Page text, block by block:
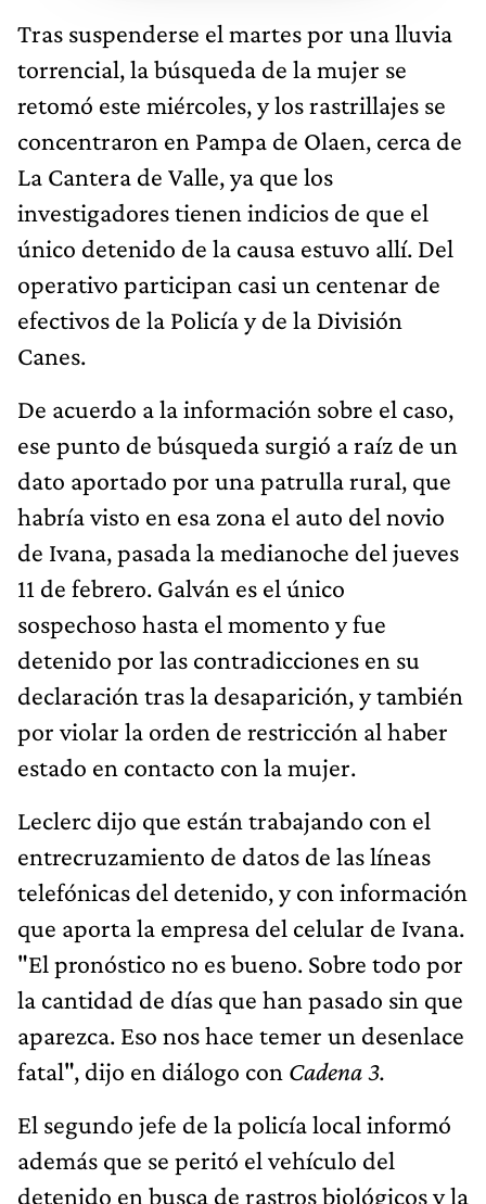
Tras suspenderse el martes por una lluvia
torrencial, la búsqueda de la mujer se
retomó este miércoles, y los rastrillajes se
concentraron en Pampa de Olaen, cerca de
La Cantera de Valle, ya que los
investigadores tienen indicios de que el
único detenido de la causa estuvo allí. Del
operativo participan casi un centenar de
efectivos de la Policía y de la División
Canes.
De acuerdo a la información sobre el caso,
ese punto de búsqueda surgió a raíz de un
dato aportado por una patrulla rural, que
habría visto en esa zona el auto del novio
de Ivana, pasada la medianoche del jueves
11 de febrero. Galván es el único
sospechoso hasta el momento y fue
detenido por las contradicciones en su
declaración tras la desaparición, y también
por violar la orden de restricción al haber
estado en contacto con la mujer.
Leclerc dijo que están trabajando con el
entrecruzamiento de datos de las líneas
telefónicas del detenido, y con información
que aporta la empresa del celular de Ivana.
"El pronóstico no es bueno. Sobre todo por
la cantidad de días que han pasado sin que
aparezca. Eso nos hace temer un desenlace
fatal", dijo en diálogo con Cadena 3.
El segundo jefe de la policía local informó
además que se peritó el vehículo del
detenido en busca de rastros biológicos y la